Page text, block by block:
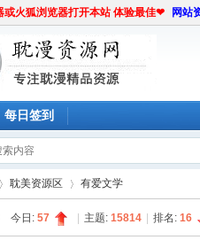
火狐浏览器打开本站 体验最佳❤ 网站
每日签到
耽美资源区 有爱文学
今日: 57 主题: 15814 排名: 16